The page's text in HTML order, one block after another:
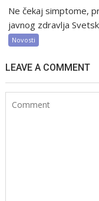
Ne čekaj simptome,
javnog zdravlja
Novosti
LEAVE A COMMENT